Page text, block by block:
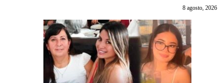
8 agosto, 2026